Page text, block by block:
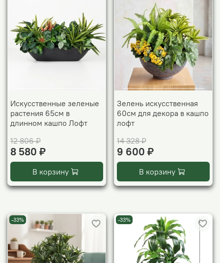
Искусственные зеленые
растения 65см в
длинном кашпо Лофт
12 806 ₽
8 580 ₽
В корзину
Зелень искусственная
60см для декора в кашпо
лофт
14 328 ₽
9 600 ₽
В корзину
-33% -33%